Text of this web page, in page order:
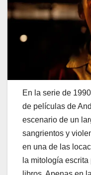
En la serie de
de películas de
escenario de un
sangrientos y
en una de las
la mitología